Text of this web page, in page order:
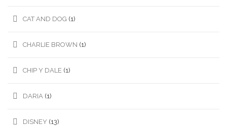
CAT AND DOG (1)
CHARLIE BROWN (1)
CHIP Y DALE (1)
DARIA (1)
DISNEY (13)